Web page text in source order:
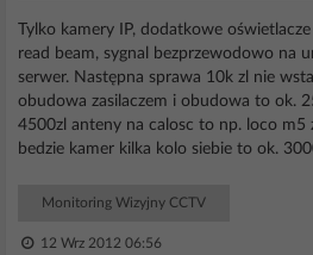
Tylko kamery IP, dodatkowe
read beam, sygnal bezprzewodowo na
serwer. Następna sprawa 10k zl nie
obudowa zasilaczem i obudowa to ok.
4500zl anteny na calosc to np. loco m5
bedzie kamer kilka kolo siebie to ok.
Monitoring Wizyjny CCTV
12 Wrz 2012 06:56